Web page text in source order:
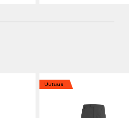
Uutuus